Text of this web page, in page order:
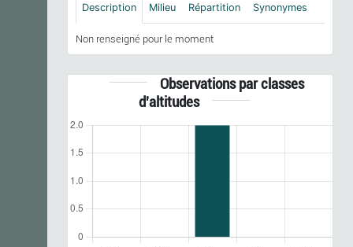
Description Milieu Répartition Synonymes
Non renseigné pour le moment
Observations par classes
d'altitudes